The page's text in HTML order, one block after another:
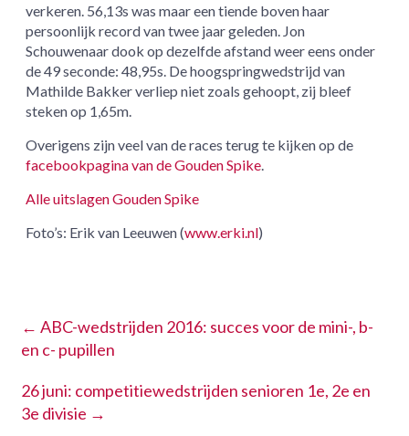
verkeren. 56,13s was maar een tiende boven haar
persoonlijk record van twee jaar geleden. Jon
Schouwenaar dook op dezelfde afstand weer eens onder
de 49 seconde: 48,95s. De hoogspringwedstrijd van
Mathilde Bakker verliep niet zoals gehoopt, zij bleef
steken op 1,65m.
Overigens zijn veel van de races terug te kijken op de
facebookpagina van de Gouden Spike.
Alle uitslagen Gouden Spike
Foto’s: Erik van Leeuwen (www.erki.nl)
← ABC-wedstrijden 2016: succes voor de mini-, b-
en c- pupillen
26 juni: competitiewedstrijden senioren 1e, 2e en
3e divisie →